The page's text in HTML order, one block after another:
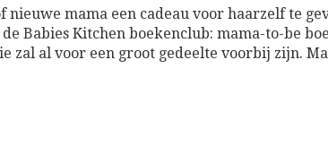
nieuwe mama een cadeau voor haarzelf te
Babies Kitchen boekenclub: mama-to-be
zal al voor een groot gedeelte voorbij zijn.